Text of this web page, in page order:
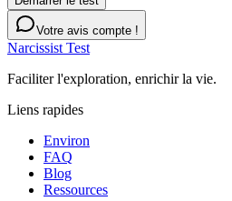
Votre avis compte !
Narcissist Test
Faciliter l'exploration, enrichir la vie.
Liens rapides
Environ
FAQ
Blog
Ressources